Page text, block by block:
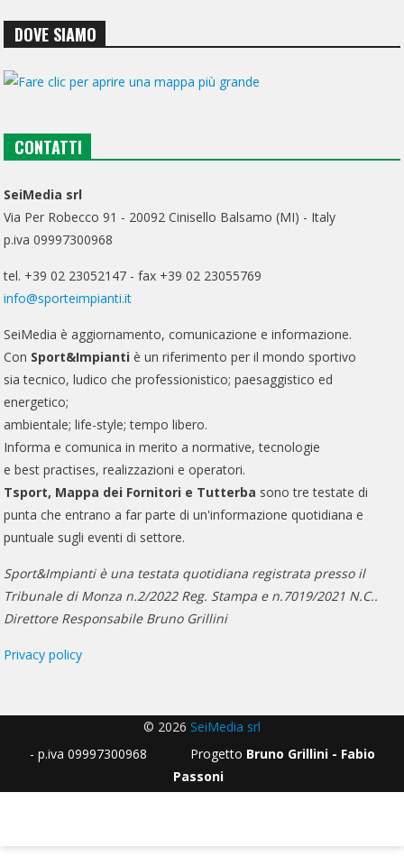
DOVE SIAMO
CONTATTI
SeiMedia srl
Via Per Robecco 91 - 20092 Cinisello Balsamo (MI) - Italy
p.iva 09997300968
tel. +39 02 23052147 - fax +39 02 23055769
info@sporteimpianti.it
SeiMedia è aggiornamento, comunicazione e informazione.
Con Sport&Impianti è un riferimento per il mondo sportivo
sia tecnico, ludico che professionistico; paesaggistico ed
energetico;
ambientale; life-style; tempo libero.
Informa e comunica in merito a normative, tecnologie
e best practises, realizzazioni e operatori.
Tsport, Mappa dei Fornitori e Tutterba sono tre testate di
punta che entrano a far parte di un'informazione quotidiana e
puntuale sugli eventi di settore.
Sport&Impianti è una testata quotidiana registrata presso il
Tribunale di Monza n.2/2022 Reg. Stampa e n.7019/2021 N.C..
Direttore Responsabile Bruno Grillini
Privacy policy
© 2026 SeiMedia srl
- p.iva 09997300968 Progetto Bruno Grillini - Fabio
Passoni